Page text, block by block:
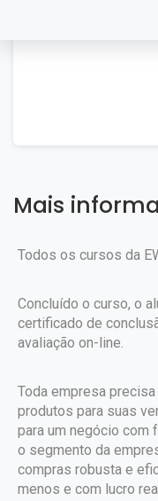
Mais
Todos os cursos da
Concluído o curso, o
certificado de
avaliação on-line.
Toda empresa
produtos para suas
para um negócio com
o segmento da
compras robusta e
menos e com lucro